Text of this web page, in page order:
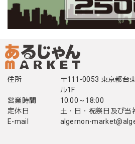
住所
〒111-0053 東京都台
ル1F
営業時間
10:00～18:00
定休日
土・日・祝祭日及び当
E-mail
algernon-